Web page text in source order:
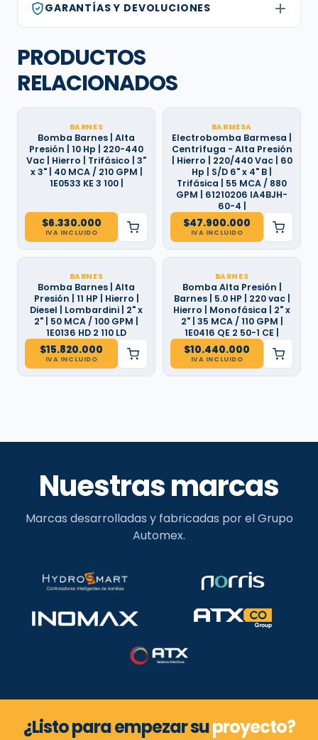
GARANTÍAS Y DEVOLUCIONES
PRODUCTOS
RELACIONADOS
BARNES
Bomba Barnes | Alta
Presión | 10 Hp | 220-440
Vac | Hierro | Trifásico | 3"
x 3" | 40 MCA / 210 GPM |
1E0533 KE 3 100 |
$6.330.000
IVA INCLUIDO
BARMESA
Electrobomba Barmesa |
Centrífuga - Alta Presión
| Hierro | 220/440 Vac | 60
Hp | S/D 6" x 4" B |
Trifásica | 55 MCA / 880
GPM | 61210206 IA4BJH-
60-4 |
$47.900.000
IVA INCLUIDO
BARNES
Bomba Barnes | Alta
Presión | 11 HP | Hierro |
Diesel | Lombardini | 2" x
2" | 50 MCA / 100 GPM |
1E0136 HD 2 110 LD
$15.820.000
IVA INCLUIDO
BARNES
Bomba Alta Presión |
Barnes | 5.0 HP | 220 vac |
Hierro | Monofásica | 2" x
2" | 35 MCA / 110 GPM |
1E0416 QE 2 50-1 CE |
$10.440.000
IVA INCLUIDO
Nuestras marcas
Marcas desarrolladas y fabricadas por el Grupo
Automex.
¿Listo para empezar suproyecto?